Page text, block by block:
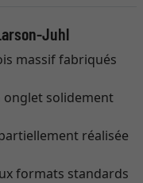
Juhl
massif fabriqués
onglet solidement
réalisée
formats standards